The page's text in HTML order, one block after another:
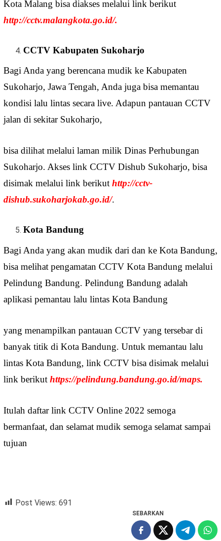
Kota Malang bisa diakses melalui link berikut
http://cctv.malangkota.go.id/.
CCTV Kabupaten Sukoharjo
Bagi Anda yang berencana mudik ke Kabupaten
Sukoharjo, Jawa Tengah, Anda juga bisa memantau
kondisi lalu lintas secara live. Adapun pantauan CCTV
jalan di sekitar Sukoharjo,
bisa dilihat melalui laman milik Dinas Perhubungan
Sukoharjo. Akses link CCTV Dishub Sukoharjo, bisa
disimak melalui link berikut http://cctv-
dishub.sukoharjokab.go.id/.
Kota Bandung
Bagi Anda yang akan mudik dari dan ke Kota Bandung,
bisa melihat pengamatan CCTV Kota Bandung melalui
Pelindung Bandung. Pelindung Bandung adalah
aplikasi pemantau lalu lintas Kota Bandung
yang menampilkan pantauan CCTV yang tersebar di
banyak titik di Kota Bandung. Untuk memantau lalu
lintas Kota Bandung, link CCTV bisa disimak melalui
link berikut https://pelindung.bandung.go.id/maps.
Itulah daftar link CCTV Online 2022 semoga
bermanfaat, dan selamat mudik semoga selamat sampai
tujuan
Post Views: 691
SEBARKAN